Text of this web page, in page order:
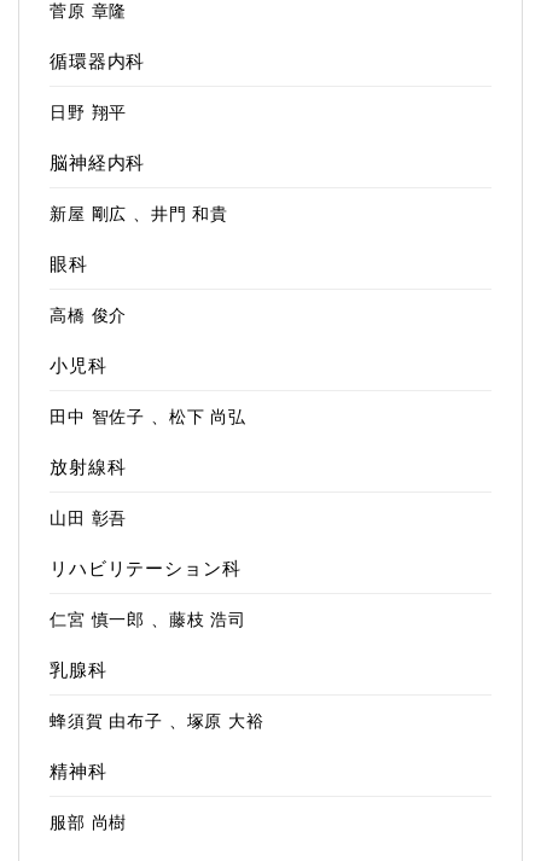
菅原 章隆
循環器内科
日野 翔平
脳神経内科
新屋 剛広 、井門 和貴
眼科
高橋 俊介
小児科
田中 智佐子 、松下 尚弘
放射線科
山田 彰吾
リハビリテーション科
仁宮 慎一郎 、藤枝 浩司
乳腺科
蜂須賀 由布子 、塚原 大裕
精神科
服部 尚樹